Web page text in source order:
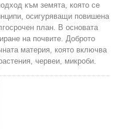
към земята, която се
осигуряващи повишена
план. В основата
на почвите. Доброто
материя, която включва
червеи, микроби.